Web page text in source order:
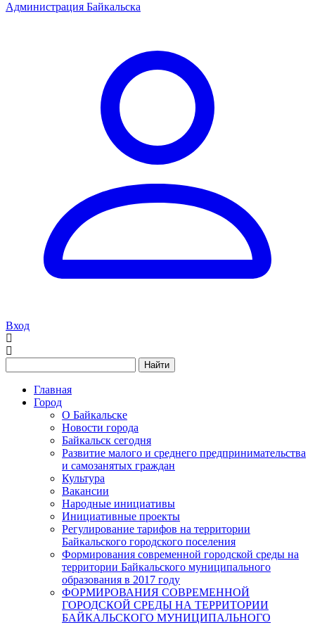
Администрация Байкальска
Вход
Найти
Главная
Город
О Байкальске
Новости города
Байкальск сегодня
Развитие малого и среднего предпринимательства
и самозанятых граждан
Культура
Вакансии
Народные инициативы
Инициативные проекты
Регулирование тарифов на территории
Байкальского городского поселения
Формирования современной городской среды на
территории Байкальского муниципального
образования в 2017 году
ФОРМИРОВАНИЯ СОВРЕМЕННОЙ
ГОРОДСКОЙ СРЕДЫ НА ТЕРРИТОРИИ
БАЙКАЛЬСКОГО МУНИЦИПАЛЬНОГО